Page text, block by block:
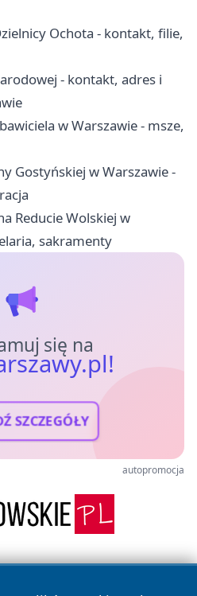
Ochota - kontakt, filie,
- kontakt, adres i
w Warszawie - msze,
Gostyńskiej w Warszawie -
Reducie Wolskiej w
sakramenty
się na
SZCZEGÓŁY
autopromocja